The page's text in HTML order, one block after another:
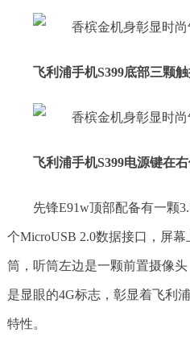
飞利浦手机S399底部三颗
飞利浦手机S399电源键在右
先锋E91w顶部配备有一颗
个MicroUSB 2.0数据接口，屏
筒，听筒左边是一颗前置摄像
是显眼的4G标志，彰显着飞利
特性。